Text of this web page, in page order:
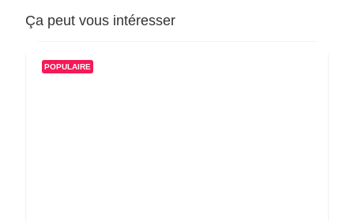
Ça peut vous intéresser
POPULAIRE